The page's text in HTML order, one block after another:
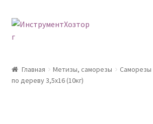
Перейти
Перейти
Возврат товара
Главная Метизы, саморезы Саморезы
по дереву 3,5х16 (10кг)